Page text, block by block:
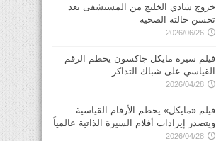
خروج شادي الخليج من المستشفى بعد
تحسن حالته الصحية
2026/06/26
فيلم سيرة مايكل جاكسون يحطم الرقم
القياسي على شباك التذاكر
2026/04/28
فيلم «مايكل» يحطم الأرقام القياسية
ويتصدر إيرادات أفلام السيرة الذاتية عالمياً
2026/04/28